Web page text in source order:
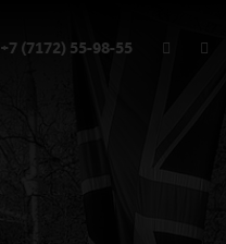
+7 (7172) 55-98-55